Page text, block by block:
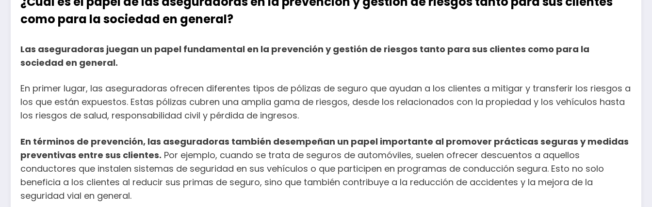
como para la sociedad en general?
Las aseguradoras juegan un papel fundamental en la prevención y gestión de riesgos tanto para sus clientes como para la
sociedad en general.
En primer lugar, las aseguradoras ofrecen diferentes tipos de pólizas de seguro que ayudan a los clientes a mitigar y transferir los riesgos a
los que están expuestos. Estas pólizas cubren una amplia gama de riesgos, desde los relacionados con la propiedad y los vehículos hasta
los riesgos de salud, responsabilidad civil y pérdida de ingresos.
En términos de prevención, las aseguradoras también desempeñan un papel importante al promover prácticas seguras y medidas
preventivas entre sus clientes. Por ejemplo, cuando se trata de seguros de automóviles, suelen ofrecer descuentos a aquellos
conductores que instalen sistemas de seguridad en sus vehículos o que participen en programas de conducción segura. Esto no solo
beneficia a los clientes al reducir sus primas de seguro, sino que también contribuye a la reducción de accidentes y la mejora de la
seguridad vial en general.